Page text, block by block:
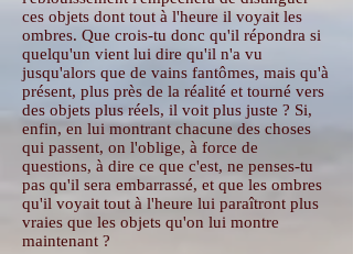
ces objets dont tout à l'heure il voyait les
ombres. Que crois-tu donc qu'il répondra si
quelqu'un vient lui dire qu'il n'a vu
jusqu'alors que de vains fantômes, mais qu'à
présent, plus près de la réalité et tourné vers
des objets plus réels, il voit plus juste ? Si,
enfin, en lui montrant chacune des choses
qui passent, on l'oblige, à force de
questions, à dire ce que c'est, ne penses-tu
pas qu'il sera embarrassé, et que les ombres
qu'il voyait tout à l'heure lui paraîtront plus
vraies que les objets qu'on lui montre
maintenant ?